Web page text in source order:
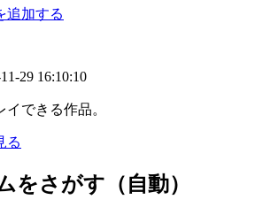
追加する
29 16:10:10
できる作品。
る
をさがす（自動）